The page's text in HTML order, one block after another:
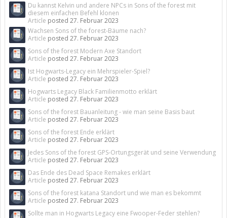
Du kannst Kelvin und andere NPCs in Sons of the forest mit
diesem einfachen Befehl klonen
Article posted 27. Februar 2023
Wachsen Sons of the forest-Bäume nach?
Article posted 27. Februar 2023
Sons of the forest Modern Axe Standort
Article posted 27. Februar 2023
Ist Hogwarts-Legacy ein Mehrspieler-Spiel?
Article posted 27. Februar 2023
Hogwarts Legacy Black Familienmotto erklärt
Article posted 27. Februar 2023
Sons of the forest Bauanleitung - wie man seine Basis baut
Article posted 27. Februar 2023
Sons of the forest Ende erklärt
Article posted 27. Februar 2023
Jedes Sons of the forest GPS-Ortungsgerät und seine Verwendung
Article posted 27. Februar 2023
Das Ende des Dead Space Remakes erklärt
Article posted 27. Februar 2023
Sons of the forest katana Standort und wie man es bekommt
Article posted 27. Februar 2023
Sollte man in Hogwarts Legacy eine Fwooper-Feder stehlen?